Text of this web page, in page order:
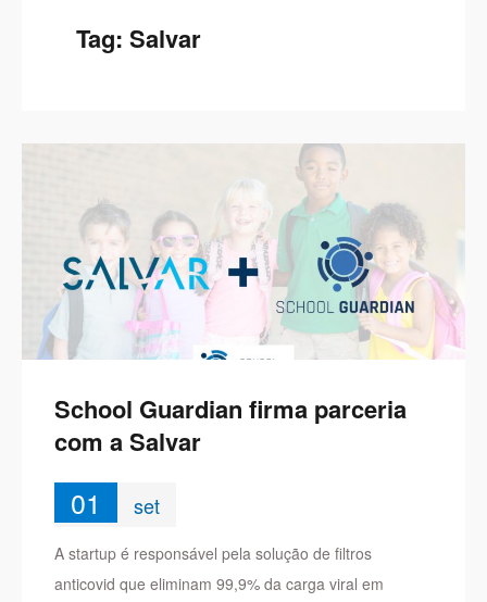
Tag:Salvar
School Guardian firma parceria
com a Salvar
01 set
A startup é responsável pela solução de filtros
anticovid que eliminam 99,9% da carga viral em